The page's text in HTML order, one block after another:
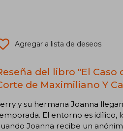
Agregar a lista de deseos
del libro "El
de Maximiliano Y
y su hermana Joanna
El entorno es idílico,
Joanna recibe un